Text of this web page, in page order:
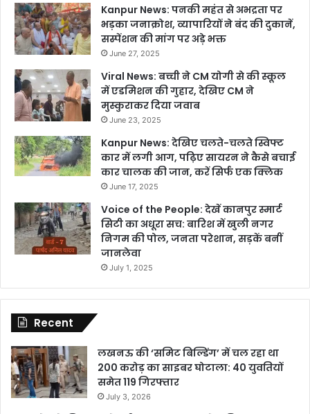
Kanpur News: पनकी महंत से अभद्रता पर
भड़का जनाक्रोश, व्यापारियों ने बंद की दुकानें,
सस्पेंशन की मांग पर अड़े भक्त
June 27, 2025
Viral News: बच्ची ने CM योगी से की स्कूल
में एडमिशन की गुहार, देखिए CM ने
मुस्कुराकर दिया जवाब
June 23, 2025
Kanpur News: देखिए चलते-चलते स्विफ्ट
कार में लगी आग, पढ़िए सायरन ने कैसे बचाई
कार चालक की जान, करें सिर्फ एक क्लिक
June 17, 2025
Voice of the People: देखें कानपुर स्मार्ट
सिटी का अधूरा सच: बारिश में खुली नगर
निगम की पोल, जनता परेशान, सड़कें बनीं
जानलेवा
July 1, 2025
Recent
लखनऊ की ‘समिट बिल्डिंग’ में चल रहा था
200 करोड़ का साइबर घोटाला: 40 युवतियों
समेत 119 गिरफ्तार
July 3, 2026